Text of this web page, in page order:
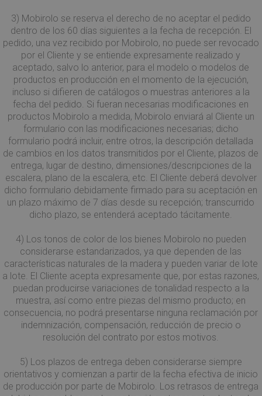
3) Mobirolo se reserva el derecho de no aceptar el pedido
dentro de los 60 días siguientes a la fecha de recepción. El
pedido, una vez recibido por Mobirolo, no puede ser revocado
por el Cliente y se entiende expresamente realizado y
aceptado, salvo lo anterior, para el modelo o modelos de
productos en producción en el momento de la ejecución,
incluso si difieren de catálogos o muestras anteriores a la
fecha del pedido. Si fueran necesarias modificaciones en
productos Mobirolo a medida, Mobirolo enviará al Cliente un
formulario con las modificaciones necesarias; dicho
formulario podrá incluir, entre otros, la descripción detallada
de cambios en los datos transmitidos por el Cliente, plazos de
entrega, lugar de destino, dimensiones/descripciones de la
escalera, plano de la escalera, etc. El Cliente deberá devolver
dicho formulario debidamente firmado para su aceptación en
un plazo máximo de 7 días desde su recepción; transcurrido
dicho plazo, se entenderá aceptado tácitamente.
4) Los tonos de color de los bienes Mobirolo no pueden
considerarse estandarizados, ya que dependen de las
características naturales de la madera y pueden variar de lote
a lote. El Cliente acepta expresamente que, por estas razones,
puedan producirse variaciones de tonalidad respecto a la
muestra, así como entre piezas del mismo producto; en
consecuencia, no podrá presentarse ninguna reclamación por
indemnización, compensación, reducción de precio o
resolución del contrato por estos motivos.
5) Los plazos de entrega deben considerarse siempre
orientativos y comienzan a partir de la fecha efectiva de inicio
de producción por parte de Mobirolo. Los retrasos de entrega
Nome
Provider /
Dominio
Scadenza Descrizione
_ga_Z55GDM9951 .mobirolo.com
1 anno 1
mese
Questo cookie
viene utilizzato
da Google
Analytics per
mantenere lo
stato della
sessione.
principali
impostati dal
servizio Google
Analytics che
consente ai
Nome
Provider /
Dominio
Scadenza
_gcl_au
Google LLC
.mobirolo.com
2 mesi 4
settimane
è
su
visto
Nome
Provider /
Dominio
Scadenza Descrizione
__Secure-
ROLLOUT_TOKEN
.youtube.com
5 mesi 4
settimane
__Secure-YNID
.youtube.com
5 mesi 4
settimane